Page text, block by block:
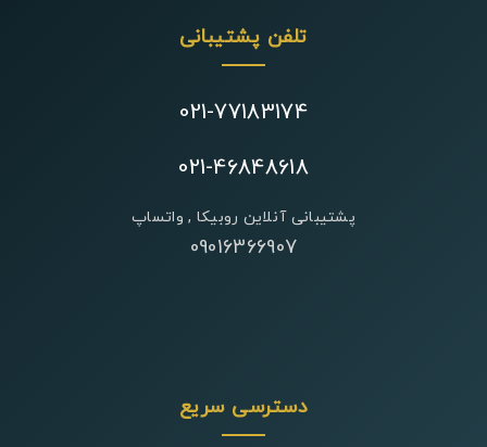
تلفن پشتیبانی
021-77183174
021-46848618
پشتیبانی آنلاین روبیکا , واتساپ
09016366907
دسترسی سریع